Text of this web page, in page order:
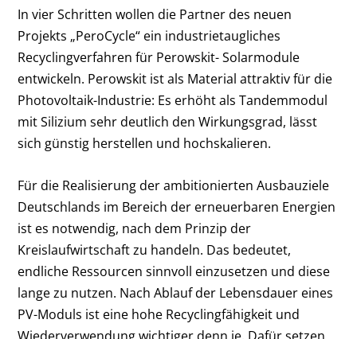
In vier Schritten wollen die Partner des neuen
Projekts „PeroCycle“ ein industrietaugliches
Recyclingverfahren für Perowskit- Solarmodule
entwickeln. Perowskit ist als Material attraktiv für die
Photovoltaik-Industrie: Es erhöht als Tandemmodul
mit Silizium sehr deutlich den Wirkungsgrad, lässt
sich günstig herstellen und hochskalieren.
Für die Realisierung der ambitionierten Ausbauziele
Deutschlands im Bereich der erneuerbaren Energien
ist es notwendig, nach dem Prinzip der
Kreislaufwirtschaft zu handeln. Das bedeutet,
endliche Ressourcen sinnvoll einzusetzen und diese
lange zu nutzen. Nach Ablauf der Lebensdauer eines
PV-Moduls ist eine hohe Recyclingfähigkeit und
Wiederverwendung wichtiger denn je. Dafür setzen